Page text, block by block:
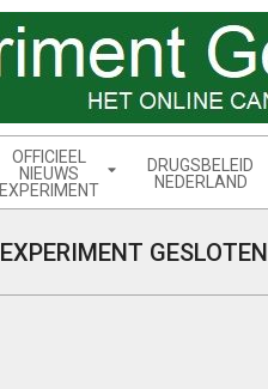
OFFICIEEL
NIEUWS
EXPERIMENT
DRUGSBELEID
NEDERLAND
EXPERIMENT